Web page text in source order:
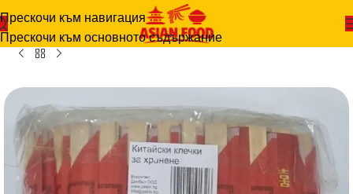
Прескочи към навигация
Прескочи към основното съдържание
ПРОДУКТИ-КЛЕЧКИ БАМБУКОВИ 100 комплекта